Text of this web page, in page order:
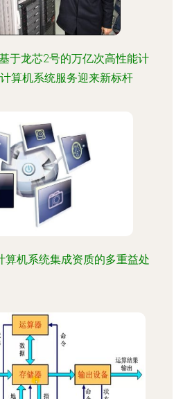
于龙芯2号的万亿次高性能计
算机系统服务迎来新标杆
算机系统集成资质的多重益处